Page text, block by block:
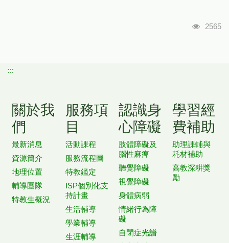
瀏覽人
2565
:::
關於我
們
最新消息
資源簡介
地理位置
輔導團隊
特教生概況
服務項
目
活動課程
服務流程圖
特教鑑定
ISP個別化支
持計畫
生活輔導
學業輔導
生涯輔導
認識身
心障礙
肢體障礙及
腦性麻痺
聽覺障礙
視覺障礙
身體病弱
情緒行為障
礙
自閉症光譜
學習經
費補助
助理課輔與
耗材補助
高教深耕獎
勵